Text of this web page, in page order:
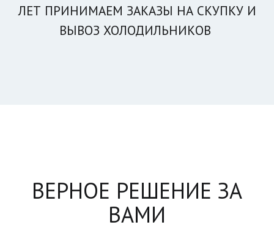
ЛЕТ ПРИНИМАЕМ ЗАКА­­ЗЫ НА СКУПКУ И
ВЫВОЗ ХОЛОДИЛЬНИКОВ
ВЕРНОЕ РЕШЕНИЕ ЗА
ВАМИ